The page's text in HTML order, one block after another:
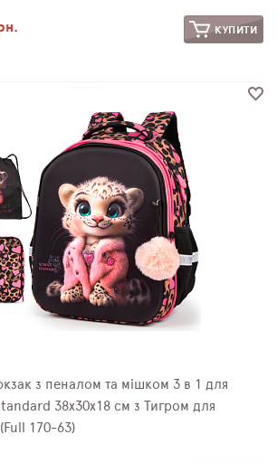
КУПИТИ
з пеналом та мішком 3 в 1 для
38х30х18 см з Тигром для
170-63)